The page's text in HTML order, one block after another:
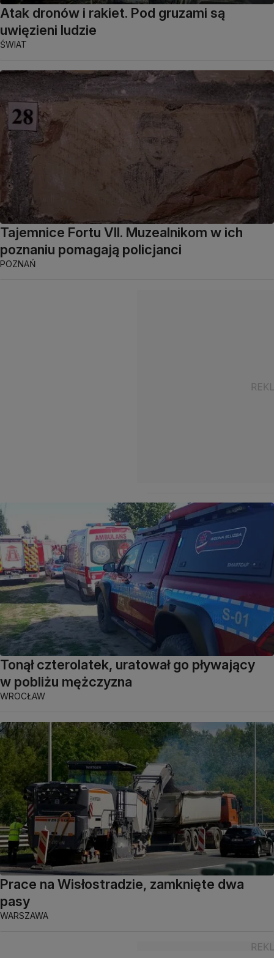
Atak dronów i rakiet. Pod gruzami są
uwięzieni ludzie
ŚWIAT
Tajemnice Fortu VII. Muzealnikom w ich
poznaniu pomagają policjanci
POZNAŃ
Tonął czterolatek, uratował go pływający
w pobliżu mężczyzna
WROCŁAW
Prace na Wisłostradzie, zamknięte dwa
pasy
WARSZAWA